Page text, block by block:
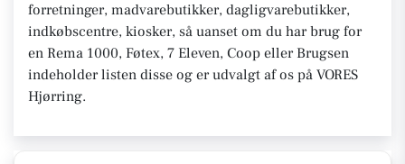
forretninger, madvarebutikker, dagligvarebutikker,
indkøbscentre, kiosker, så uanset om du har brug for
en Rema 1000, Føtex, 7 Eleven, Coop eller Brugsen
indeholder listen disse og er udvalgt af os på VORES
Hjørring.